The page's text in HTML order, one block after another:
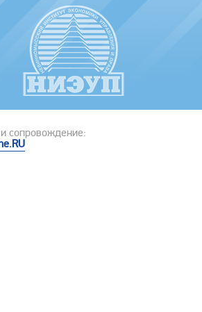
сопровождение: